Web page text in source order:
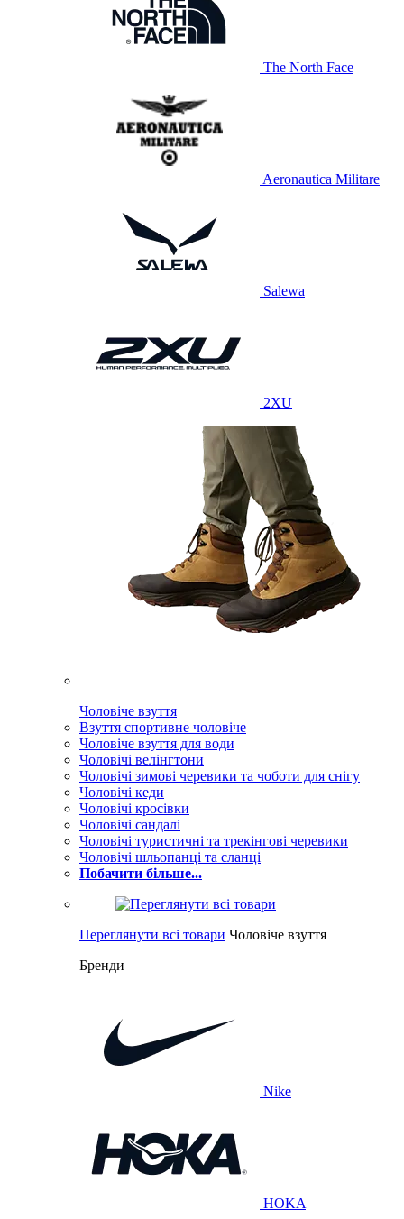
The North Face
Aeronautica Militare
Salewa
2XU
Чоловіче взуття
Взуття спортивне чоловіче
Чоловіче взуття для води
Чоловічі велінгтони
Чоловічі зимові черевики та чоботи для снігу
Чоловічі кеди
Чоловічі кросівки
Чоловічі сандалі
Чоловічі туристичні та трекінгові черевики
Чоловічі шльопанці та сланці
Побачити більше...
Переглянути всі товари Чоловіче взуття
Бренди
Nike
HOKA